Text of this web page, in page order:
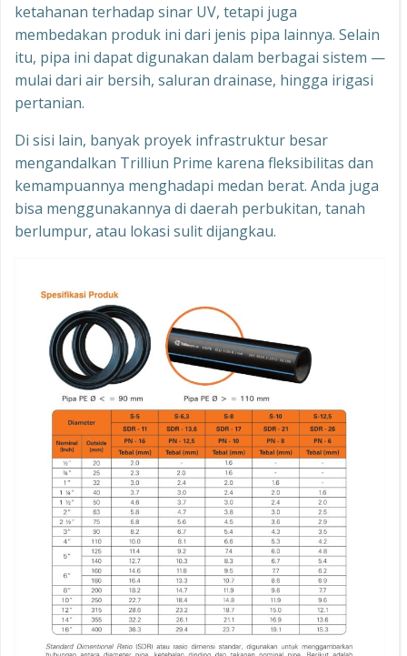
ketahanan terhadap sinar UV, tetapi juga
membedakan produk ini dari jenis pipa lainnya. Selain
itu, pipa ini dapat digunakan dalam berbagai sistem —
mulai dari air bersih, saluran drainase, hingga irigasi
pertanian.
Di sisi lain, banyak proyek infrastruktur besar
mengandalkan Trilliun Prime karena fleksibilitas dan
kemampuannya menghadapi medan berat. Anda juga
bisa menggunakannya di daerah perbukitan, tanah
berlumpur, atau lokasi sulit dijangkau.